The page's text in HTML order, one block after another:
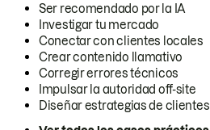
Ser recomendado por la IA
Investigar tu mercado
Conectar con clientes locales
Crear contenido llamativo
Corregir errores técnicos
Impulsar la autoridad off-site
Diseñar estrategias de clientes